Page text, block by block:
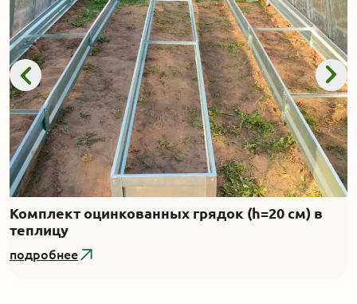
Комплект оцинкованных грядок (h=20 см) в
теплицу
подробнее